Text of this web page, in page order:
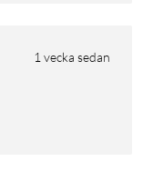
1 vecka sedan